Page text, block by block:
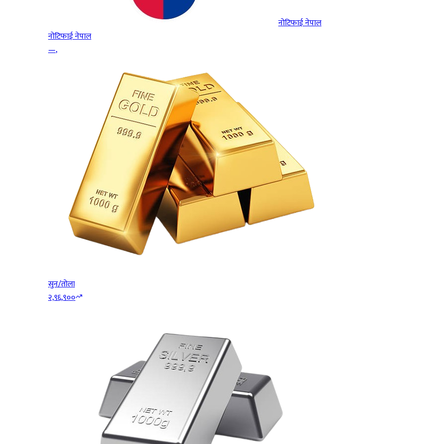
नोटिफाई नेपाल
नोटिफाई नेपाल
—,
सुन/तोला
२,९६,९००